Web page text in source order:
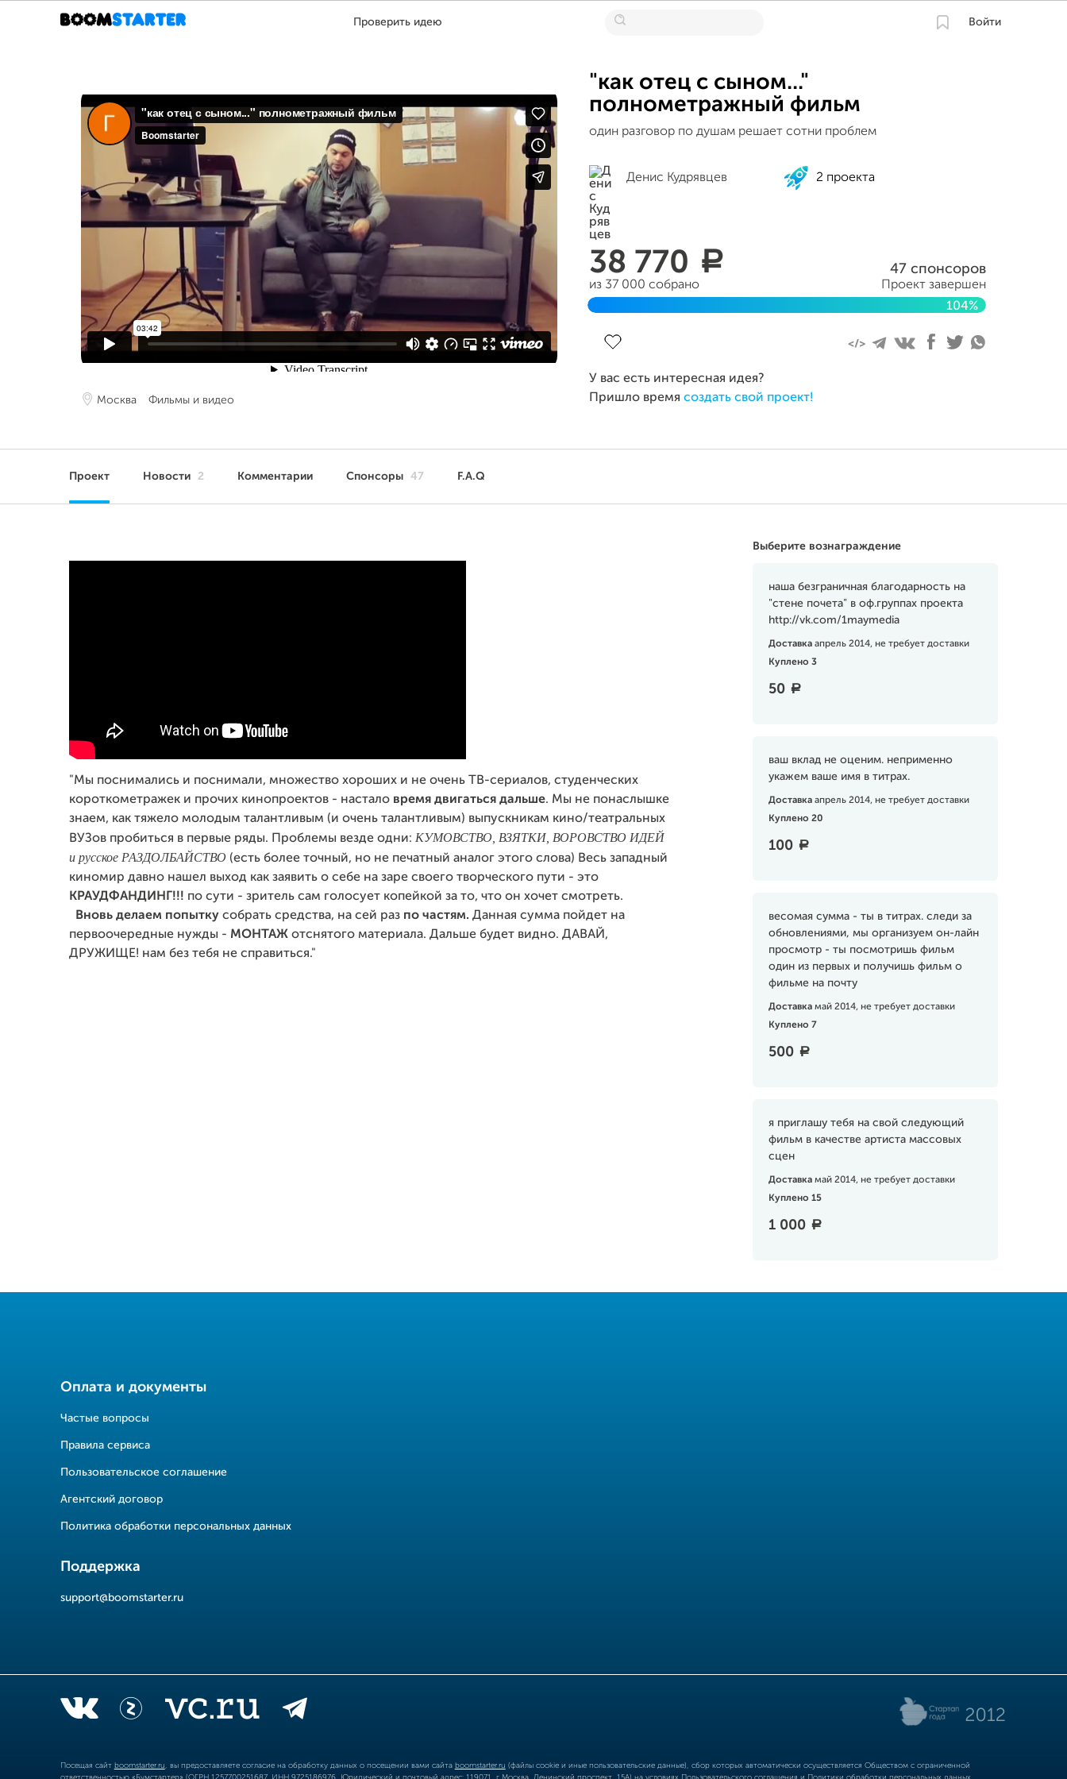
Проверить идею Войти
Москва Фильмы и видео
"как отец с сыном..."
полнометражный фильм
один разговор по душам решает сотни проблем
Денис Кудрявцев 2 проекта
38 770 a
из 37 000 собрано
47 спонсоров
Проект завершен
104%
У вас есть интересная идея?
Пришло время создать свой проект!
Проект Новости 2 Комментарии Спонсоры 47 F.A.Q
Выберите вознаграждение
наша безграничная благодарность на
"стене почета" в оф.группах проекта
http://vk.com/1maymedia
Доставка апрель 2014, не требует доставки
Куплено 3
50 a
ваш вклад не оценим. неприменно
укажем ваше имя в титрах.
Доставка апрель 2014, не требует доставки
Куплено 20
100 a
весомая сумма - ты в титрах. следи за
обновлениями, мы организуем он-лайн
просмотр - ты посмотришь фильм
один из первых и получишь фильм о
фильме на почту
Доставка май 2014, не требует доставки
Куплено 7
500 a
я приглашу тебя на свой следующий
фильм в качестве артиста массовых
сцен
Доставка май 2014, не требует доставки
Куплено 15
1 000 a
"Мы поснимались и поснимали, множество хороших и не очень ТВ-сериалов, студенческих
короткометражек и прочих кинопроектов - настало время двигаться дальше. Мы не понаслышке
знаем, как тяжело молодым талантливым (и очень талантливым) выпускникам кино/театральных
ВУЗов пробиться в первые ряды. Проблемы везде одни: КУМОВСТВО, ВЗЯТКИ, ВОРОВСТВО ИДЕЙ
и русское РАЗДОЛБАЙСТВО (есть более точный, но не печатный аналог этого слова) Весь западный
киномир давно нашел выход как заявить о себе на заре своего творческого пути - это
КРАУДФАНДИНГ!!! по сути - зритель сам голосует копейкой за то, что он хочет смотреть.
Вновь делаем попытку собрать средства, на сей раз по частям. Данная сумма пойдет на
первоочередные нужды - МОНТАЖ отснятого материала. Дальше будет видно. ДАВАЙ,
ДРУЖИЩЕ! нам без тебя не справиться."
Оплата и документы
Частые вопросы
Правила сервиса
Пользовательское соглашение
Агентский договор
Политика обработки персональных данных
Поддержка
support@boomstarter.ru
Посещая сайт boomstarter.ru , вы предоставляете согласие на обработку данных о посещении вами сайта boomstarter.ru (файлы cookie и иные пользовательские данные), сбор которых автоматически осуществляется Обществом с ограниченной
ответственностью «Бумстартер» (ОГРН 1257700251687, ИНН 9725186976, Юридический и почтовый адрес: 119071, г Москва, Ленинский проспект, 15А) на условиях Пользовательского соглашения и Политики обработки персональных данных.